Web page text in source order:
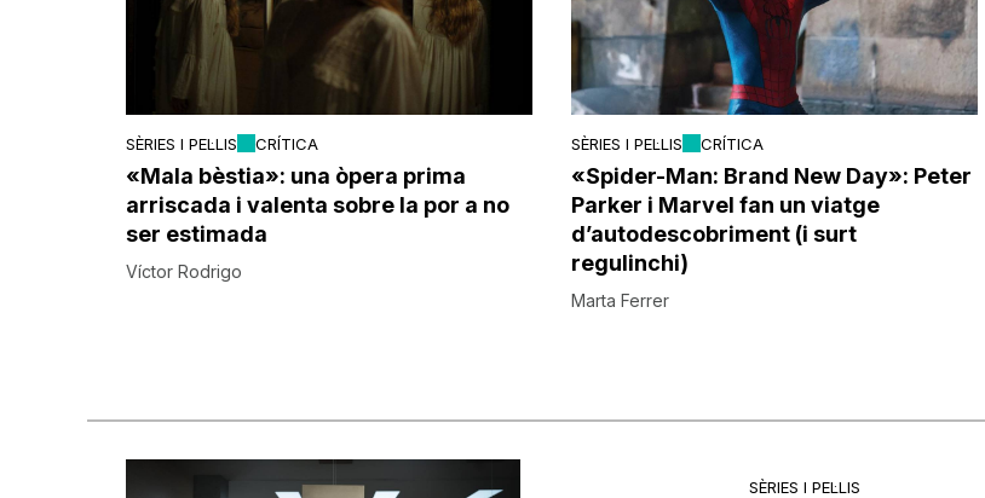
SÈRIES I PEL·LIS CRÍTICA
«Mala bèstia»: una òpera prima
arriscada i valenta sobre la por a no
ser estimada
Víctor Rodrigo
SÈRIES I PEL·LIS CRÍTICA
«Spider-Man: Brand New Day»: Peter
Parker i Marvel fan un viatge
d’autodescobriment (i surt
regulinchi)
Marta Ferrer
SÈRIES I PEL·LIS